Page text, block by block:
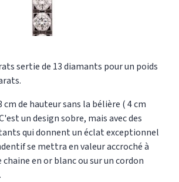
sertie de 13 diamants pour un poids
cm de hauteur sans la bélière ( 4 cm
un design sobre, mais avec des
qui donnent un éclat exceptionnel
se mettra en valeur accroché à
en or blanc ou sur un cordon